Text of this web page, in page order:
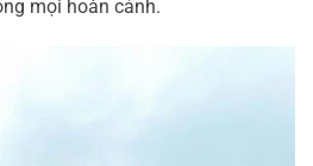
mọi hoàn cảnh.